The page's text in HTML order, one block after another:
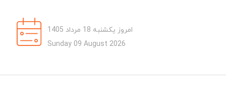
امروز یکشنبه 18 مرداد 1405
Sunday 09 August 2026